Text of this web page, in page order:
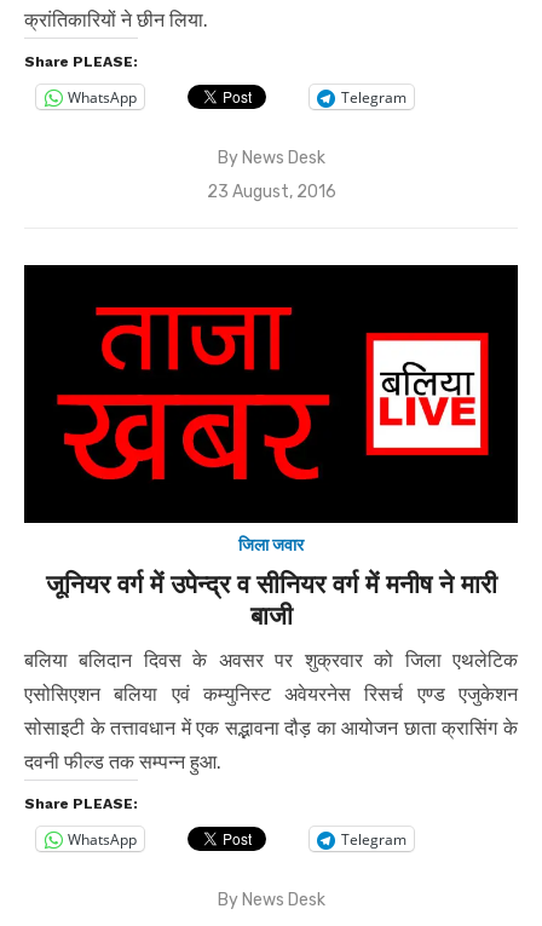
क्रांतिकारियों ने छीन लिया.
Share PLEASE:
WhatsApp Telegram
By News Desk
Posted
23 August, 2016
जिला जवार
जूनियर वर्ग में उपेन्द्र व सीनियर वर्ग में मनीष ने मारी
बाजी
बलिया बलिदान दिवस के अवसर पर शुक्रवार को जिला एथलेटिक
एसोसिएशन बलिया एवं कम्युनिस्ट अवेयरनेस रिसर्च एण्ड एजुकेशन
सोसाइटी के तत्तावधान में एक सद्भावना दौड़ का आयोजन छाता क्रासिंग के
दवनी फील्ड तक सम्पन्न हुआ.
Share PLEASE:
WhatsApp Telegram
ByNews Desk